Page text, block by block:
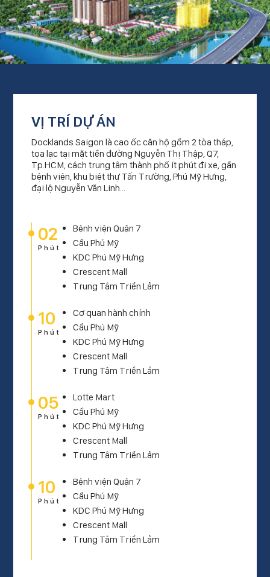
VỊ TRÍ DỰ ÁN
Docklands Saigon là cao ốc căn hộ gồm 2 tòa tháp,
tọa lạc tại mặt tiền đường Nguyễn Thị Thập, Q7,
Tp.HCM, cách trung tâm thành phố ít phút đi xe, gần
bệnh viện, khu biệt thự Tấn Trường, Phú Mỹ Hưng,
đại lộ Nguyễn Văn Linh...
02
Phút
Bệnh viện Quận 7
Cầu Phú Mỹ
KDC Phú Mỹ Hưng
Crescent Mall
Trung Tâm Triển Lảm
10
Phút
Cơ quan hành chính
Cầu Phú Mỹ
KDC Phú Mỹ Hưng
Crescent Mall
Trung Tâm Triển Lảm
05
Phút
Lotte Mart
Cầu Phú Mỹ
KDC Phú Mỹ Hưng
Crescent Mall
Trung Tâm Triển Lảm
10
Phút
Bệnh viện Quận 7
Cầu Phú Mỹ
KDC Phú Mỹ Hưng
Crescent Mall
Trung Tâm Triển Lảm